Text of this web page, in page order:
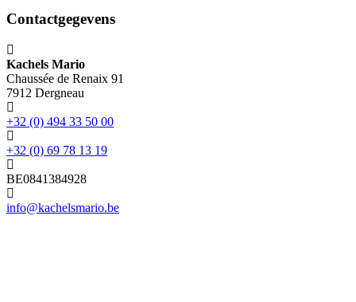
Contactgegevens
Kachels Mario
Chaussée de Renaix 91
7912 Dergneau
+32 (0) 494 33 50 00
+32 (0) 69 78 13 19
BE0841384928
info@kachelsmario.be